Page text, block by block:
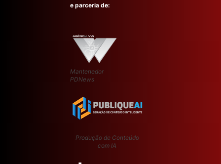
e parceria de:
Mantenedor
PDNews
Produção de Conteúdo
com IA